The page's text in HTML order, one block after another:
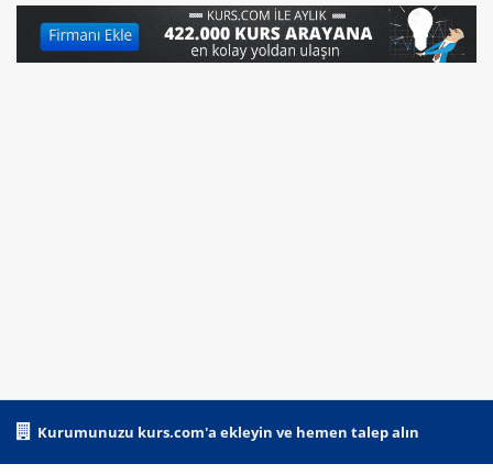
Kurumunuzu kurs.com'a ekleyin ve hemen talep alın